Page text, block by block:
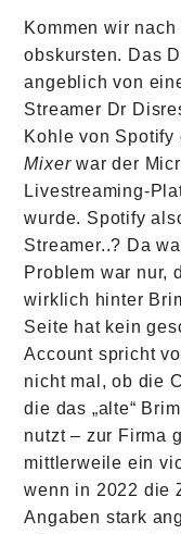
Kommen wir
obskursten. Das
angeblich von
Streamer Dr
Kohle von Spotify
Mixerwar der
Livestreaming-
wurde. Spotify
Streamer..? Da
Problem war nur,
wirklich hinter
Seite hat kein
Account spricht
nicht mal, ob die
die das „alte“
nutzt – zur Firma
mittlerweile ein
wenn in 2022 die
Angaben stark